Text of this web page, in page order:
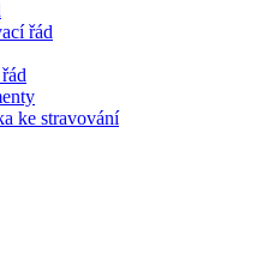
řád
ke stravování